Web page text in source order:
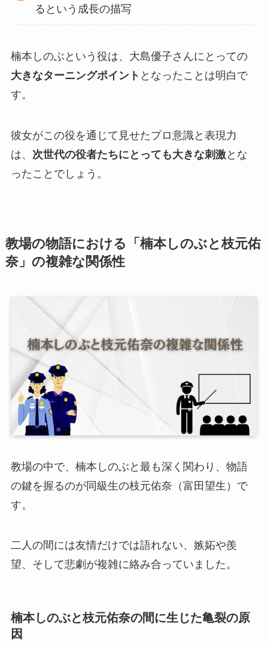
るという成長の描写
楠本しのぶという役は、大島優子さんにとっての
大きなターニングポイント となったことは明白で
す。
彼女がこの役を通じて見せたプロ意識と表現力
は、 次世代の役者たちにとっても大きな刺激とな
ったことでしょう。
教場の物語における「楠本しのぶと枝元佑
奈」の複雑な関係性
教場の中で、楠本しのぶと最も深く関わり、物語
の鍵を握るのが同級生の枝元佑奈（富田望生）で
す。
二人の間には友情だけでは語れない、嫉妬や羨
望、そして悲劇が複雑に絡み合っていました。
楠本しのぶと枝元佑奈の間に生じた亀裂の原
因